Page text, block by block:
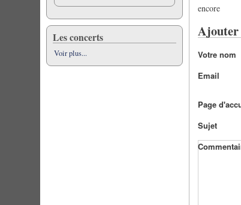
encore
Ajouter
Votre nom
Email
Page
Sujet
Les concerts
Voir plus...